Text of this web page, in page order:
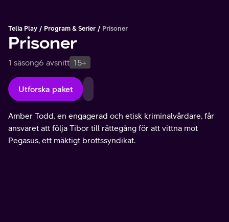
Telia Play Program & Serier Prisoner
Prisoner
1 säsong6 avsnitt 15+
Utforska paket
Amber Todd, en engagerad och etisk kriminalvårdare, får
ansvaret att följa Tibor till rättegång för att vittna mot
Pegasus, ett mäktigt brottssyndikat.